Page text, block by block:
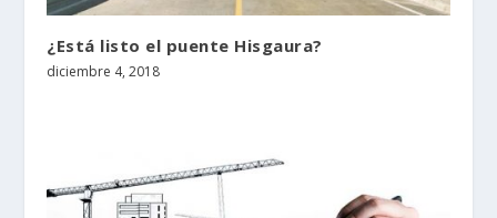
¿Está listo el puente Hisgaura?
diciembre 4, 2018